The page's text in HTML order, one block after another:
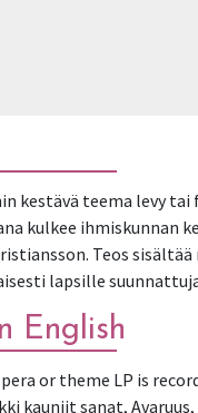
kestävä teema levy tai
kulkee ihmiskunnan
Teos
lapsille
English
or theme LP is
kauniit sanat,